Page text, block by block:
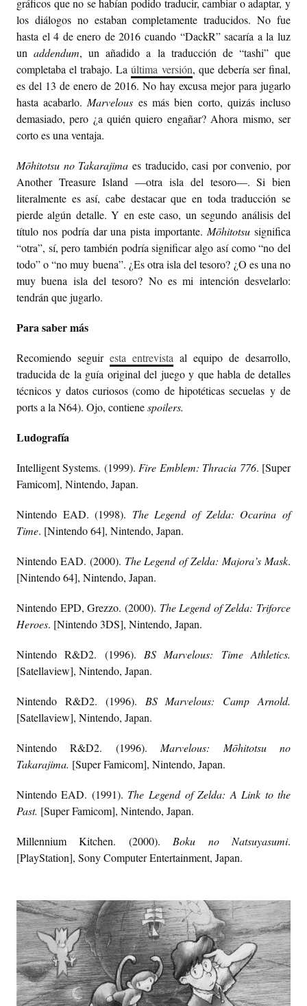
gráficos que no se habían podido traducir, cambiar o adaptar, y
los diálogos no estaban completamente traducidos. No fue
hasta el 4 de enero de 2016 cuando “DackR” sacaría a la luz
unaddendum, un añadido a la traducción de “tashi” que
completaba el trabajo. Laúltima versión, que debería ser final,
es del 13 de enero de 2016. No hay excusa mejor para jugarlo
hasta acabarlo.Marvelous es más bien corto, quizás incluso
demasiado, pero ¿a quién quiero engañar? Ahora mismo, ser
corto es una ventaja.
Mōhitotsu no Takarajima es traducido, casi por convenio, por
Another Treasure Island —otra isla del tesoro—. Si bien
literalmente es así, cabe destacar que en toda traducción se
pierde algún detalle. Y en este caso, un segundo análisis del
título nos podría dar una pista importante.Mōhitotsusignifica
“otra”, sí, pero también podría significar algo así como “no del
todo” o “no muy buena”. ¿Es otra isla del tesoro? ¿O es una no
muy buena isla del tesoro? No es mi intención desvelarlo:
tendrán que jugarlo.
Para saber más
Recomiendo seguir esta entrevistaal equipo de desarrollo,
traducida de la guía original del juego y que habla de detalles
técnicos y datos curiosos (como de hipotéticas secuelas y de
ports a la N64). Ojo, contienespoilers.
Ludografía
Intelligent Systems. (1999).Fire Emblem: Thracia 776. [Super
Famicom], Nintendo, Japan.
Nintendo EAD. (1998). The Legend of Zelda: Ocarina of
Time. [Nintendo 64], Nintendo, Japan.
Nintendo EAD. (2000). The Legend of Zelda: Majora’s Mask.
[Nintendo 64], Nintendo, Japan.
Nintendo EPD, Grezzo. (2000). The Legend of Zelda: Triforce
Heroes. [Nintendo 3DS], Nintendo, Japan.
Nintendo R&D2. (1996). BS Marvelous: Time Athletics.
[Satellaview], Nintendo, Japan.
Nintendo R&D2. (1996). BS Marvelous: Camp Arnold.
[Satellaview], Nintendo, Japan.
Nintendo R&D2. (1996).Marvelous: Mōhitotsu no
Takarajima. [Super Famicom], Nintendo, Japan.
Nintendo EAD. (1991). The Legend of Zelda: A Link to the
Past. [Super Famicom], Nintendo, Japan.
Millennium Kitchen. (2000).Boku no Natsuyasumi.
[PlayStation], Sony Computer Entertainment, Japan.